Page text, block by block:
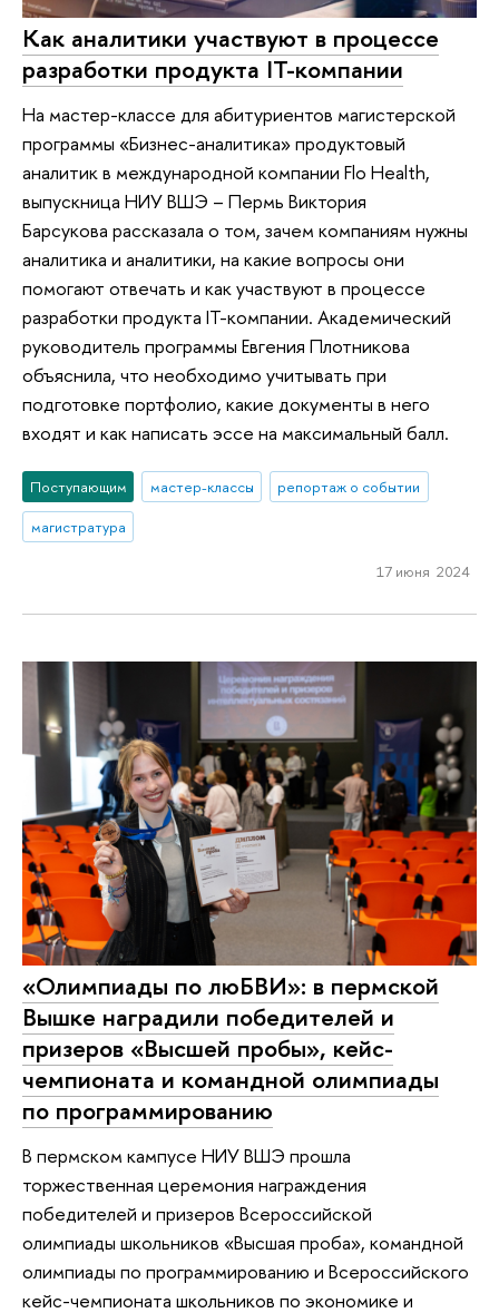
Как аналитики участвуют в процессе
разработки продукта IT-компании
На мастер-классе для абитуриентов магистерской
программы «Бизнес-аналитика» продуктовый
аналитик в международной компании Flo Health,
выпускница НИУ ВШЭ – Пермь Виктория
Барсукова рассказала о том, зачем компаниям нужны
аналитика и аналитики, на какие вопросы они
помогают отвечать и как участвуют в процессе
разработки продукта IT-компании. Академический
руководитель программы Евгения Плотникова
объяснила, что необходимо учитывать при
подготовке портфолио, какие документы в него
входят и как написать эссе на максимальный балл.
Поступающим мастер-классы
репортаж о событии
магистратура
17 июня 2024
«Олимпиады по люБВИ»: в пермской
Вышке наградили победителей и
призеров «Высшей пробы», кейс-
чемпионата и командной олимпиады
по программированию
В пермском кампусе НИУ ВШЭ прошла
торжественная церемония награждения
победителей и призеров Всероссийской
олимпиады школьников «Высшая проба», командной
олимпиады по программированию и Всероссийского
кейс-чемпионата школьников по экономике и